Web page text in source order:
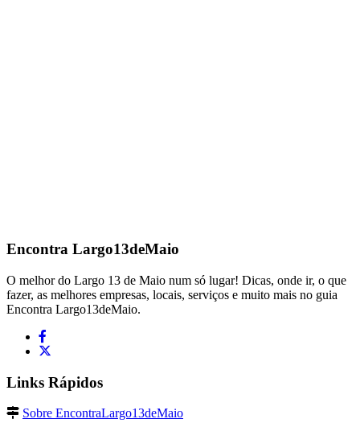
Encontra Largo13deMaio
O melhor do Largo 13 de Maio num só lugar! Dicas, onde ir, o que
fazer, as melhores empresas, locais, serviços e muito mais no guia
Encontra Largo13deMaio.
Links Rápidos
Sobre EncontraLargo13deMaio